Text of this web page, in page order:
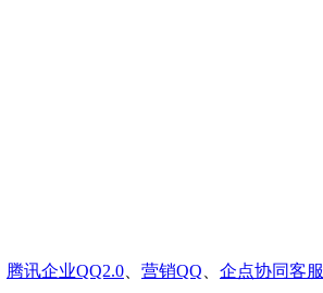
腾讯企业QQ2.0 营销QQ 企点协同客服